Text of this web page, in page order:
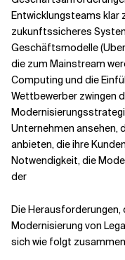
Entwicklungsteams klar
zukunftssicheres
Geschäftsmodelle
die zum Mainstream
Computing und die
Wettbewerber zwingen
Unternehmen ansehen,
anbieten, die ihre
Notwendigkeit, die
der
Die Herausforderungen,
Modernisierung von
sich wie folgt